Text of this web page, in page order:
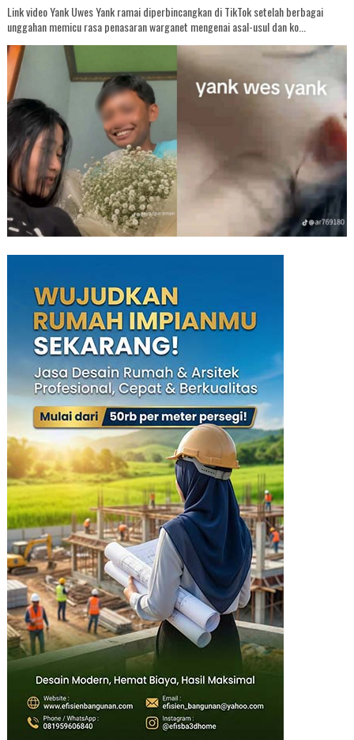
Link video Yank Uwes Yank ramai diperbincangkan di TikTok setelah berbagai
unggahan memicu rasa penasaran warganet mengenai asal-usul dan ko...